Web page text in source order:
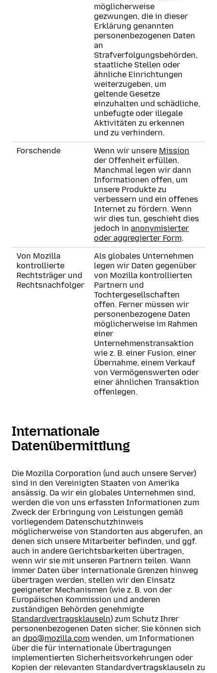
möglicherweise
gezwungen, die in dieser
Erklärung genannten
personenbezogenen Daten
an
Strafverfolgungsbehörden,
staatliche Stellen oder
ähnliche Einrichtungen
weiterzugeben, um
geltende Gesetze
einzuhalten und schädliche,
unbefugte oder illegale
Aktivitäten zu erkennen
und zu verhindern.
Forschende
Wenn wir unsere Mission
der Offenheit erfüllen.
Manchmal legen wir dann
Informationen offen, um
unsere Produkte zu
verbessern und ein offenes
Internet zu fördern. Wenn
wir dies tun, geschieht dies
jedoch in anonymisierter
oder aggregierter Form.
Von Mozilla
kontrollierte
Rechtsträger und
Rechtsnachfolger
Als globales Unternehmen
legen wir Daten gegenüber
von Mozilla kontrollierten
Partnern und
Tochtergesellschaften
offen. Ferner müssen wir
personenbezogene Daten
möglicherweise im Rahmen
einer
Unternehmenstransaktion
wie z. B. einer Fusion, einer
Übernahme, einem Verkauf
von Vermögenswerten oder
einer ähnlichen Transaktion
offenlegen.
Internationale
Datenübermittlung
Die Mozilla Corporation (und auch unsere Server)
sind in den Vereinigten Staaten von Amerika
ansässig. Da wir ein globales Unternehmen sind,
werden die von uns erfassten Informationen zum
Zweck der Erbringung von Leistungen gemäß
vorliegendem Datenschutzhinweis
möglicherweise von Standorten aus abgerufen, an
denen sich unsere Mitarbeiter befinden, und ggf.
auch in andere Gerichtsbarkeiten übertragen,
wenn wir sie mit unseren Partnern teilen. Wann
immer Daten über internationale Grenzen hinweg
übertragen werden, stellen wir den Einsatz
geeigneter Mechanismen (wie z. B. von der
Europäischen Kommission und anderen
zuständigen Behörden genehmigte
Standardvertragsklauseln) zum Schutz Ihrer
personenbezogenen Daten sicher. Sie können sich
an dpo@mozilla.com wenden, um Informationen
über die für internationale Übertragungen
implementierten Sicherheitsvorkehrungen oder
Kopien der relevanten Standardvertragsklauseln zu